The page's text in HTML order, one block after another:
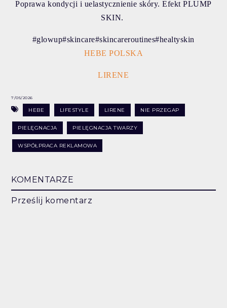
Poprawa kondycji i uelastycznienie skóry. Efekt PLUMP
SKIN.
#glowup#skincare#skincareroutines#healtyskin
HEBE POLSKA
LIRENE
7/05/2026
HEBE LIFESTYLE LIRENE NIE PRZEGAP
PIELĘGNACJA PIELĘGNACJA TWARZY
WSPÓŁPRACA REKLAMOWA
KOMENTARZE
Prześlij komentarz